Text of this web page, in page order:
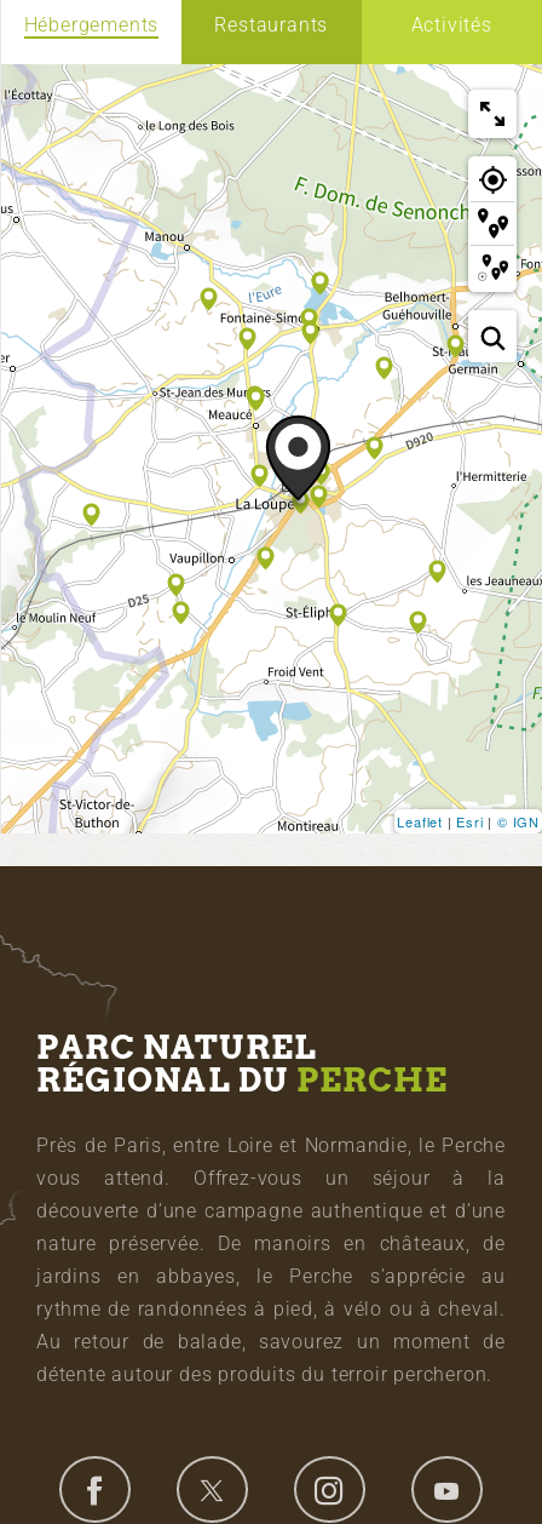
Hébergements Restaurants Activités
Leaflet | Esri | © IGN
PARC NATUREL
RÉGIONAL DU PERCHE
Près de Paris, entre Loire et Normandie, le Perche
vous attend. Offrez-vous un séjour à la
découverte d’une campagne authentique et d’une
nature préservée. De manoirs en châteaux, de
jardins en abbayes, le Perche s’apprécie au
rythme de randonnées à pied, à vélo ou à cheval.
Au retour de balade, savourez un moment de
détente autour des produits du terroir percheron.